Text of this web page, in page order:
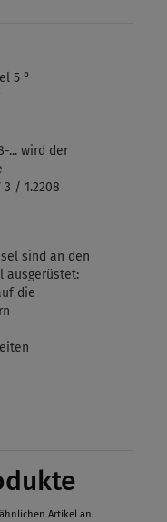
5 °
... wird der
3 / 1.2208
sind an den
ausgerüstet:
die
Artikel an.